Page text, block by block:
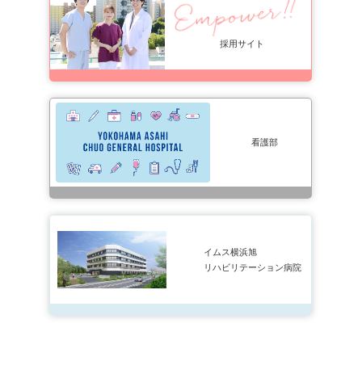
採用サイト
看護部
イムス横浜旭
リハビリテーション病院